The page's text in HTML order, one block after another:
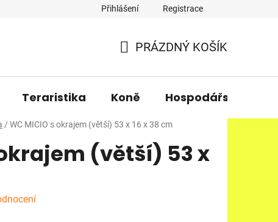
Přihlášení Registrace
KOŠÍK
PRÁZDNÝ KOŠÍK
Teraristika Koně Hospodářská
/ WC MICIO s okrajem (větší) 53 x 16 x 38 cm
(větší) 53 x